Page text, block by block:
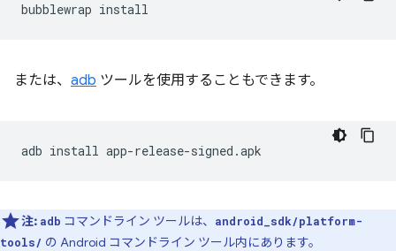
bubblewrap
または、 adb ツールを使用することもできます。
adb install
注: adb コマンドライン ツールは、
android_sdk/platform-
tools/ の Android コマンドライン ツール内にあります。